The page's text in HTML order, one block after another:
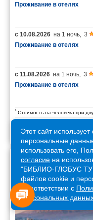
Проживание в отелях
с 10.08.2026 на 1 ночь 3
Проживание в отелях
с 11.08.2026 на 1 ночь 3
Проживание в отелях
* Стоимость на человека при
Этот сайт
персональные
использовать его,
согласие на
"БИБЛИО-ГЛОБУС
файлов cookie и
в соответствии с
персональных